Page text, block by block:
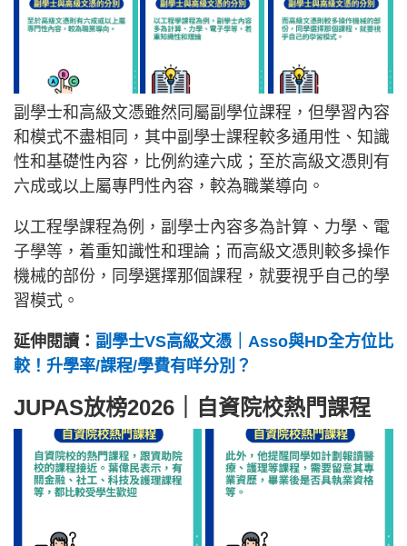
副學士和高級文憑雖然同屬副學位課程，但學習內容
和模式不盡相同，其中副學士課程較多通用性、知識
性和基礎性內容，比例約達六成；至於高級文憑則有
六成或以上屬專門性內容，較為職業導向。
以工程學課程為例，副學士內容多為計算、力學、電
子學等，着重知識性和理論；而高級文憑則較多操作
機械的部份，同學選擇那個課程，就要視乎自己的學
習模式。
延伸閱讀： 副學士VS高級文憑｜Asso與HD全方位比
較！升學率/課程/學費有咩分別？
JUPAS放榜2026｜自資院校熱門課程